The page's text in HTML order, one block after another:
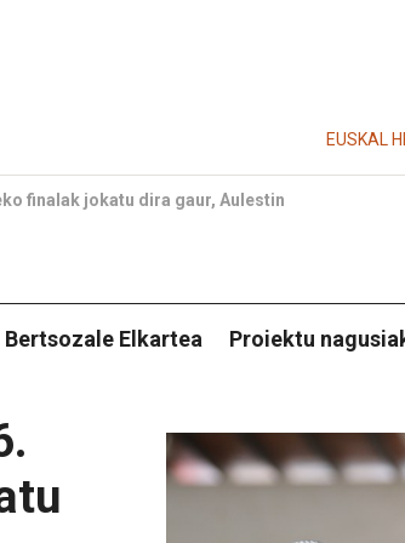
EUSKAL
finalak jokatu dira gaur, Aulestin
Elkartea Proiektu